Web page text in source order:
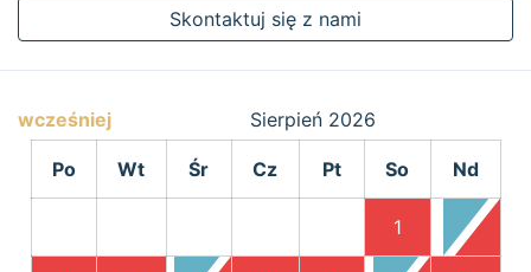
Skontaktuj się z nami
wcześniej Sierpień 2026
Po Wt Śr Cz Pt So Nd
1 2